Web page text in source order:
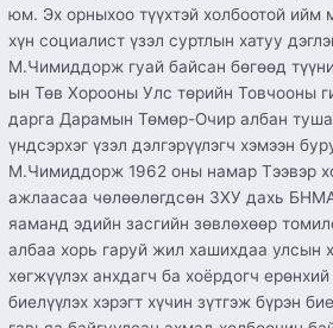
юм. Эх орныхоо түүхтэй холбоотой ийм
хүн социалист үзэл суртлын хатуу
М.Чимиддорж гуай байсан бөгөөд
ын Төв Хорооны Улс төрийн Товчооны
дарга Дарамын Төмөр-Очир албан
үндсэрхэг үзэл дэлгэрүүлэгч хэмээн
М.Чимиддорж 1962 оны намар Тээвэр
ажлаасаа чөлөөлөгдсөн ЗХУ дахь
яаманд эдийн засгийн зөвлөхөөр
албаа хорь гаруй жил хашихдаа улсын
хөгжүүлэх анхдагч ба хоёрдогч
биелүүлэх хэрэгт хүчин зүтгэж бүрэн